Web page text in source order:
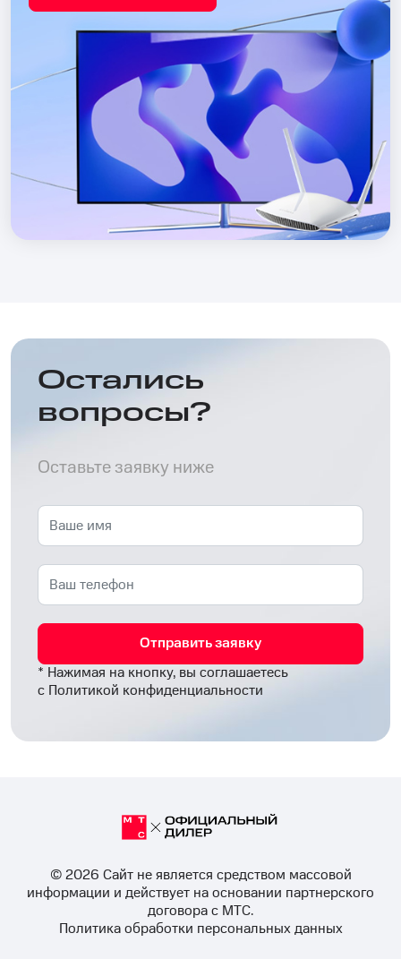
Остались
вопросы?
Оставьте заявку ниже
Отправить заявку
* Нажимая на кнопку, вы соглашаетесь
с Политикой конфиденциальности
© 2026 Cайт не является средством массовой
информации и действует на основании партнерского
договора с МТС.
Политика обработки персональных данных